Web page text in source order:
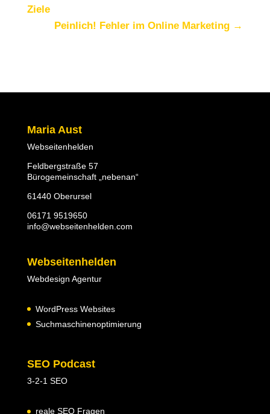
Ziele
Peinlich! Fehler im Online Marketing →
Maria Aust
Webseitenhelden
Feldbergstraße 57
Bürogemeinschaft „nebenan“
61440 Oberursel
06171 9519650
info@webseitenhelden.com
Webseitenhelden
Webdesign Agentur
WordPress Websites
Suchmaschinenoptimierung
SEO Podcast
3-2-1 SEO
reale SEO Fragen